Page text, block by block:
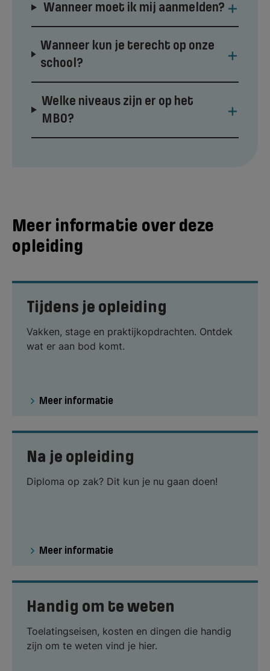
Wanneer moet ik mij aanmelden? +
Wanneer kun je terecht op onze
school?
+
Welke niveaus zijn er op het
MBO?
+
Meer informatie over deze
opleiding
Tijdens je opleiding
Vakken, stage en praktijkopdrachten. Ontdek
wat er aan bod komt.
Meer informatie
Na je opleiding
Diploma op zak? Dit kun je nu gaan doen!
Meer informatie
Handig om te weten
Toelatingseisen, kosten en dingen die handig
zijn om te weten vind je hier.